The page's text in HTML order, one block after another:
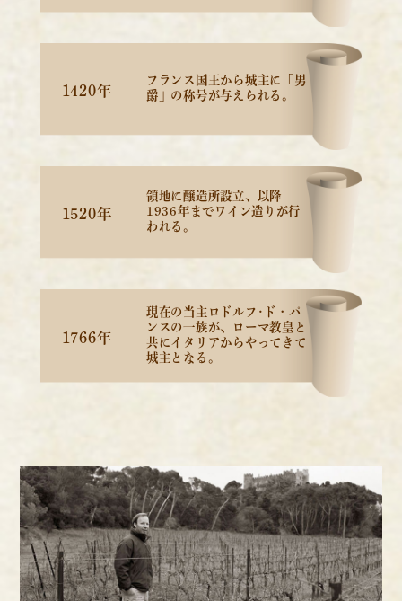
1420年
フランス国王から城主に「男
爵」の称号が与えられる。
1520年
領地に醸造所設立、以降
1936年まで ワイン造りが行
われる。
1766年
現在の当主ロドルフ･ド・パ
ンスの一族が、
ローマ教皇と
共にイタリアからやってきて
城主となる。